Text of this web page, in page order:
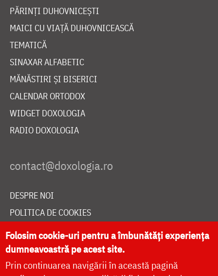
PĂRINȚI DUHOVNICEȘTI
MAICI CU VIAȚĂ DUHOVNICEASCĂ
TEMATICĂ
SINAXAR ALFABETIC
MĂNĂSTIRI ȘI BISERICI
CALENDAR ORTODOX
WIDGET DOXOLOGIA
RADIO DOXOLOGIA
DESPRE NOI
POLITICA DE COOKIES
DONEAZĂ ONLINE PENTRU CATEDRALA NAȚIONALĂ
LIVE
Folosim cookie-uri pentru a îmbunătăți experiența
dumneavoastră pe acest site.
Prin continuarea navigării în această pagină